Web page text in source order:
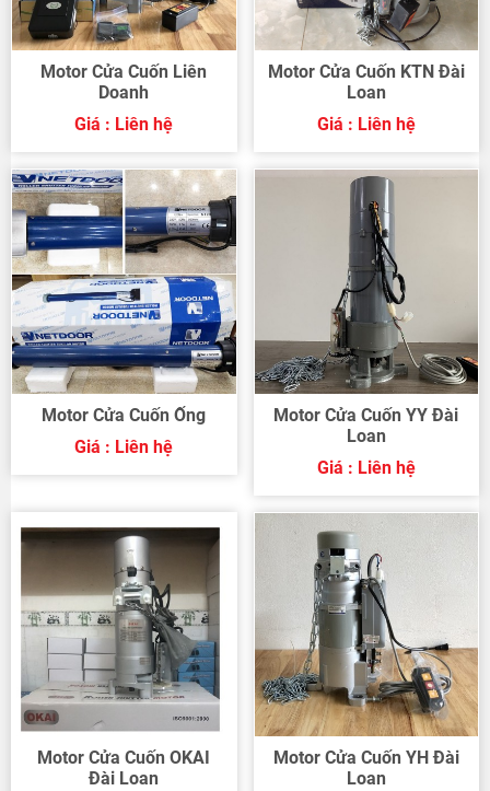
Motor Cửa Cuốn Liên
Doanh
Giá : Liên hệ
Motor Cửa Cuốn KTN Đài
Loan
Giá : Liên hệ
Motor Cửa Cuốn Ống
Giá : Liên hệ
Motor Cửa Cuốn YY Đài
Loan
Giá : Liên hệ
Motor Cửa Cuốn OKAI
Đài Loan
Motor Cửa Cuốn YH Đài
Loan